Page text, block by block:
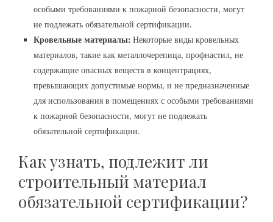
особыми требованиями к пожарной безопасности, могут
не подлежать обязательной сертификации.
Кровельные материалы: Некоторые виды кровельных
материалов, такие как металлочерепица, профнастил, не
содержащие опасных веществ в концентрациях,
превышающих допустимые нормы, и не предназначенные
для использования в помещениях с особыми требованиями
к пожарной безопасности, могут не подлежать
обязательной сертификации.
Как узнать, подлежит ли
строительный материал
обязательной сертификации?